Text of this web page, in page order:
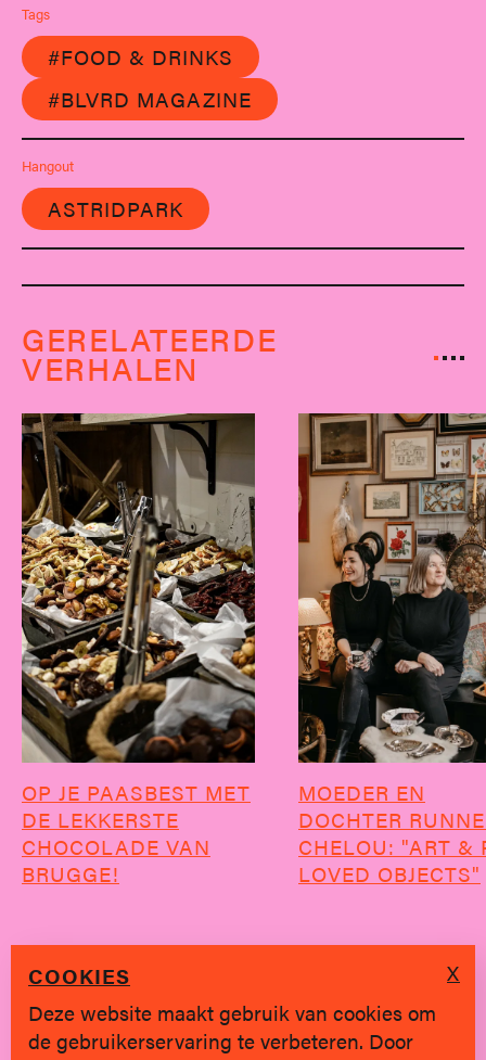
Tags
#FOOD & DRINKS
#BLVRD MAGAZINE
Hangout
ASTRIDPARK
GERELATEERDE
VERHALEN
OP JE PAASBEST MET
DE LEKKERSTE
CHOCOLADE VAN
BRUGGE!
MOEDER EN
DOCHTER
CHELOU: "ART &
LOVED OBJECTS"
COOKIES
Deze website maakt gebruik van cookies om
de gebruikerservaring te verbeteren. Door
X